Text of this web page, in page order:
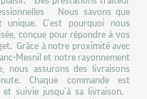
Nous savons que
unique. C’est pourquoi nous
conçue pour répondre à vos
Grâce à notre proximité avec
Mesnil et notre rayonnement
nous assurons des livraisons
Chaque commande est
et suivie jusqu’à sa livraison.